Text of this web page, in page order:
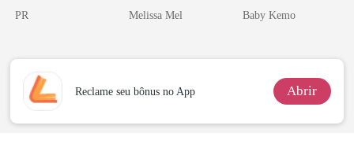
PR
Paixão e Sangue
Melissa Mel
por um
Baby Kemo
Reclame seu bônus no App Abrir